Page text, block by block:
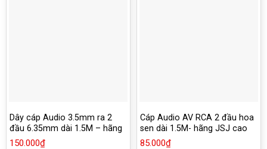
Dây cáp Audio 3.5mm ra 2
đầu 6.35mm dài 1.5M – hãng
JSJ
150.000₫
Cáp Audio AV RCA 2 đầu hoa
sen dài 1.5M- hãng JSJ cao
cấp
85.000₫